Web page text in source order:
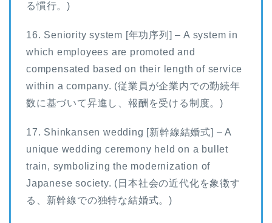
る慣行。)
16. Seniority system [年功序列] – A system in
which employees are promoted and
compensated based on their length of service
within a company. (従業員が企業内での勤続年
数に基づいて昇進し、報酬を受ける制度。)
17. Shinkansen wedding [新幹線結婚式] – A
unique wedding ceremony held on a bullet
train, symbolizing the modernization of
Japanese society. (日本社会の近代化を象徴す
る、新幹線での独特な結婚式。)